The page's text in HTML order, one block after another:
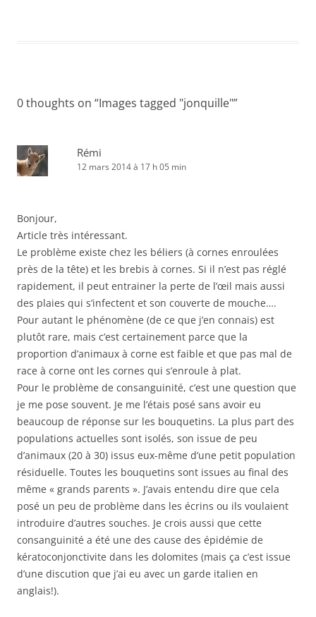
0 thoughts on “Images tagged "jonquille"”
Rémi
12 mars 2014 à 17 h 05 min
Bonjour,
Article très intéressant.
Le problème existe chez les béliers (à cornes enroulées
près de la tête) et les brebis à cornes. Si il n’est pas réglé
rapidement, il peut entrainer la perte de l’œil mais aussi
des plaies qui s’infectent et son couverte de mouche….
Pour autant le phénomène (de ce que j’en connais) est
plutôt rare, mais c’est certainement parce que la
proportion d’animaux à corne est faible et que pas mal de
race à corne ont les cornes qui s’enroule à plat.
Pour le problème de consanguinité, c’est une question que
je me pose souvent. Je me l’étais posé sans avoir eu
beaucoup de réponse sur les bouquetins. La plus part des
populations actuelles sont isolés, son issue de peu
d’animaux (20 à 30) issus eux-même d’une petit population
résiduelle. Toutes les bouquetins sont issues au final des
même « grands parents ». J’avais entendu dire que cela
posé un peu de problème dans les écrins ou ils voulaient
introduire d’autres souches. Je crois aussi que cette
consanguinité a été une des cause des épidémie de
kératoconjonctivite dans les dolomites (mais ça c’est issue
d’une discution que j’ai eu avec un garde italien en
anglais!).